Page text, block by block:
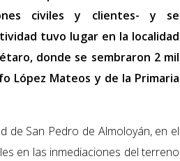
civiles y clientes- y se
tuvo lugar en la localidad
donde se sembraron 2 mil
López Mateos y de la Primaria
de San Pedro de Almoloyán, en el
en las inmediaciones del terreno